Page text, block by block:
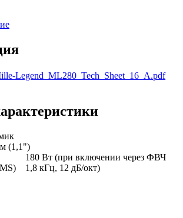
Legend_ML280_Tech_Sheet_16_A.pdf
(1,1")
180 Вт (при включении через ФВЧ
1,8 кГц, 12 дБ/окт)